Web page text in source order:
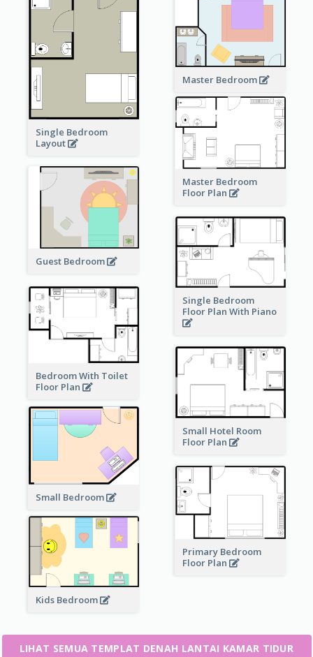
Single Bedroom
Layout
Master Bedroom
Master Bedroom
Floor Plan
Guest Bedroom
Single Bedroom
Floor Plan With Piano
Bedroom With Toilet
Floor Plan
Small Hotel Room
Floor Plan
Small Bedroom
Primary Bedroom
Floor Plan
Kids Bedroom
LIHAT SEMUA TEMPLAT DENAH LANTAI KAMAR TIDUR